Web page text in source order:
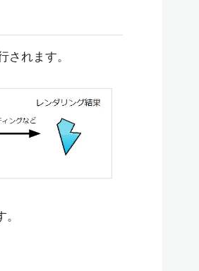
れます。